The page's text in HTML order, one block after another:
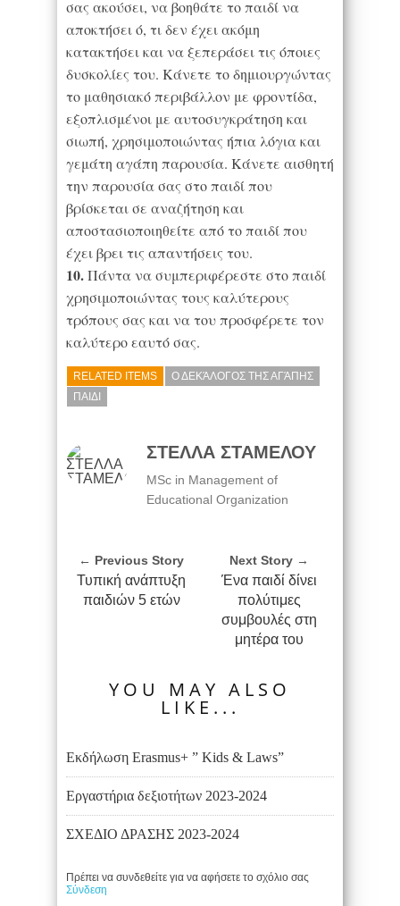
σας ακούσει, να βοηθάτε το παιδί να
αποκτήσει ό, τι δεν έχει ακόμη
κατακτήσει και να ξεπεράσει τις όποιες
δυσκολίες του. Κάνετε το δημιουργώντας
το μαθησιακό περιβάλλον με φροντίδα,
εξοπλισμένοι με αυτοσυγκράτηση και
σιωπή, χρησιμοποιώντας ήπια λόγια και
γεμάτη αγάπη παρουσία. Κάνετε αισθητή
την παρουσία σας στο παιδί που
βρίσκεται σε αναζήτηση και
αποστασιοποιηθείτε από το παιδί που
έχει βρει τις απαντήσεις του.
10.Πάντα να συμπεριφέρεστε στο παιδί
χρησιμοποιώντας τους καλύτερους
τρόπους σας και να του προσφέρετε τον
καλύτερο εαυτό σας.
RELATED ITEMS
Ο ΔΕΚΆΛΟΓΟΣ ΤΗΣ ΑΓΆΠΗΣ
ΠΑΙΔΙ
ΣΤΕΛΛΑ ΣΤΑΜΕΛΟΥ
MSc in Management of
Educational Organization
← Previous Story
Τυπική ανάπτυξη
παιδιών 5 ετών
Next Story →
Ένα παιδί δίνει
πολύτιμες
συμβουλές στη
μητέρα του
YOU MAY ALSO
LIKE...
Εκδήλωση Erasmus+ ” Kids & Laws”
Εργαστήρια δεξιοτήτων 2023-2024
ΣΧΕΔΙΟ ΔΡΑΣΗΣ 2023-2024
Πρέπει να συνδεθείτε για να αφήσετε το σχόλιο σας
Σύνδεση